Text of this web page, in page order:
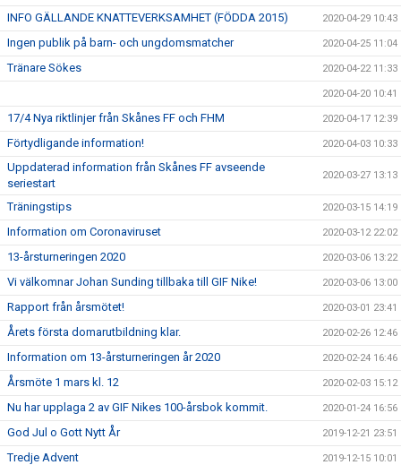
INFO GÄLLANDE KNATTEVERKSAMHET (FÖDDA 2015) 2020-04-29 10:43
Ingen publik på barn- och ungdomsmatcher 2020-04-25 11:04
Tränare Sökes 2020-04-22 11:33
2020-04-20 10:41
17/4 Nya riktlinjer från Skånes FF och FHM 2020-04-17 12:39
Förtydligande information! 2020-04-03 10:33
Uppdaterad information från Skånes FF avseende
seriestart
2020-03-27 13:13
Träningstips 2020-03-15 14:19
Information om Coronaviruset 2020-03-12 22:02
13-årsturneringen 2020 2020-03-06 13:22
Vi välkomnar Johan Sunding tillbaka till GIF Nike! 2020-03-06 13:00
Rapport från årsmötet! 2020-03-01 23:41
Årets första domarutbildning klar. 2020-02-26 12:46
Information om 13-årsturneringen år 2020 2020-02-24 16:46
Årsmöte 1 mars kl. 12 2020-02-03 15:12
Nu har upplaga 2 av GIF Nikes 100-årsbok kommit. 2020-01-24 16:56
God Jul o Gott Nytt År 2019-12-21 23:51
Tredje Advent 2019-12-15 10:01